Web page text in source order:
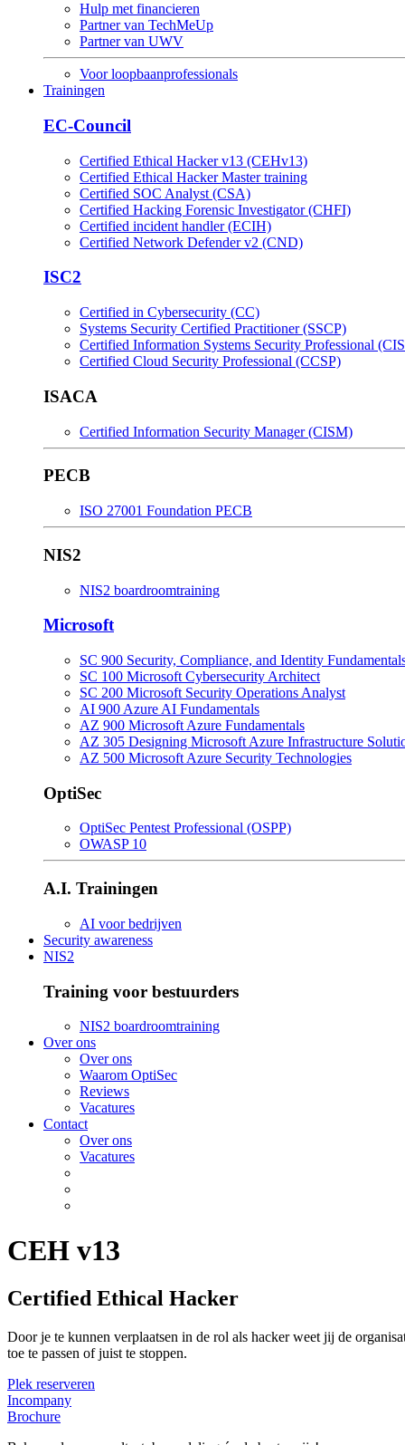
Hulp met financieren
Partner van TechMeUp
Partner van UWV
Voor loopbaanprofessionals
Trainingen
EC-Council
Certified Ethical Hacker v13 (CEHv13)
Certified Ethical Hacker Master training
Certified SOC Analyst (CSA)
Certified Hacking Forensic Investigator (CHFI)
Certified incident handler (ECIH)
Certified Network Defender v2 (CND)
ISC2
Certified in Cybersecurity (CC)
Systems Security Certified Practitioner (SSCP)
Certified Information Systems Security Professional
Certified Cloud Security Professional (CCSP)
ISACA
Certified Information Security Manager (CISM)
PECB
ISO 27001 Foundation PECB
NIS2
NIS2 boardroomtraining
Microsoft
SC 900 Security, Compliance, and Identity
SC 100 Microsoft Cybersecurity Architect
SC 200 Microsoft Security Operations Analyst
AI 900 Azure AI Fundamentals
AZ 900 Microsoft Azure Fundamentals
AZ 305 Designing Microsoft Azure Infrastructure
AZ 500 Microsoft Azure Security Technologies
OptiSec
OptiSec Pentest Professional (OSPP)
OWASP 10
A.I. Trainingen
AI voor bedrijven
Security awareness
NIS2
Training voor bestuurders
NIS2 boardroomtraining
Over ons
Over ons
Waarom OptiSec
Reviews
Vacatures
Contact
Over ons
Vacatures
CEH v13
Certified Ethical Hacker
Door je te kunnen verplaatsen in de rol als hacker weet jij de
toe te passen of juist te stoppen.
Plek reserveren
Incompany
Brochure